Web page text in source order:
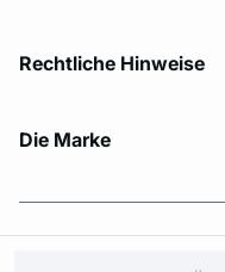
Rechtliche Hinweise
Die Marke